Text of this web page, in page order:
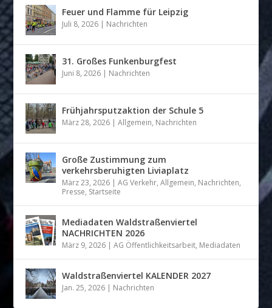
Feuer und Flamme für Leipzig
Juli 8, 2026 Nachrichten
31. Großes Funkenburgfest
Juni 8, 2026 Nachrichten
Frühjahrsputzaktion der Schule 5
März 28, 2026 |Allgemein, Nachrichten
Große Zustimmung zum
verkehrsberuhigten Liviaplatz
März 23, 2026 |AG Verkehr,Allgemein, Nachrichten,
Presse, Startseite
Mediadaten Waldstraßenviertel
NACHRICHTEN 2026
März 9, 2026 |AG Öffentlichkeitsarbeit, Mediadaten
Waldstraßenviertel KALENDER 2027
Jan. 25, 2026 Nachrichten